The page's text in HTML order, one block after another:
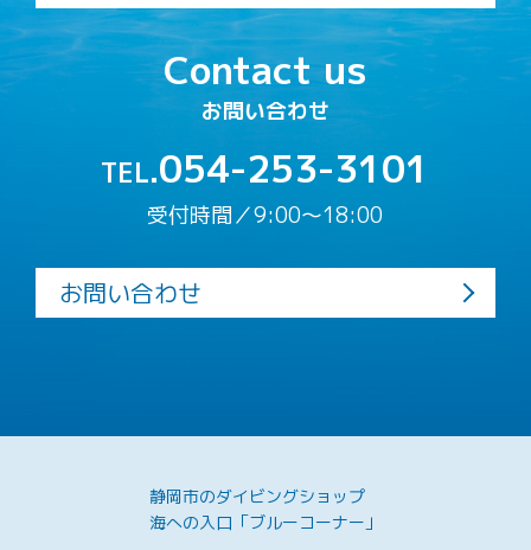
Contact us
お問い合わせ
TEL.054-253-3101
受付時間／9:00〜18:00
お問い合わせ
静岡市のダイビングショップ
海への入口「ブルーコーナー」